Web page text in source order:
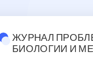
ЖУРНАЛ
БИОЛОГИИ И